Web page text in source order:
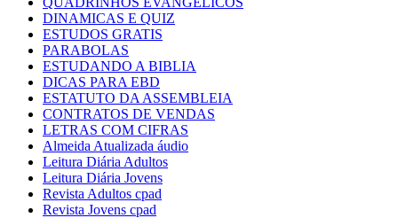
DINAMICAS E QUIZ
ESTUDOS GRATIS
PARABOLAS
ESTUDANDO A BIBLIA
DICAS PARA EBD
ESTATUTO DA ASSEMBLEIA
CONTRATOS DE VENDAS
LETRAS COM CIFRAS
Almeida Atualizada áudio
Leitura Diária Adultos
Leitura Diária Jovens
Revista Adultos cpad
Revista Jovens cpad